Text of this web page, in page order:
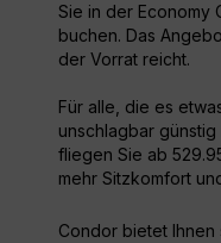
Sie in der Economy
buchen. Das
der Vorrat reicht.
Für alle, die es
unschlagbar
fliegen Sie ab
mehr Sitzkomfort
Condor bietet